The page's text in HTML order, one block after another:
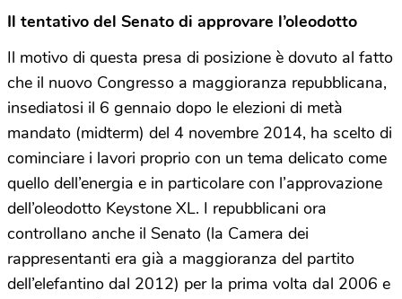
Il tentativo del Senato di approvare l’oleodotto
Il motivo di questa presa di posizione è dovuto al fatto
che il nuovo Congresso a maggioranza repubblicana,
insediatosi il 6 gennaio dopo le elezioni di metà
mandato (midterm) del 4 novembre 2014, ha scelto di
cominciare i lavori proprio con un tema delicato come
quello dell’energia e in particolare con l’approvazione
dell’oleodotto Keystone XL. I repubblicani ora
controllano anche il Senato (la Camera dei
rappresentanti era già a maggioranza del partito
dell’elefantino dal 2012) per la prima volta dal 2006 e